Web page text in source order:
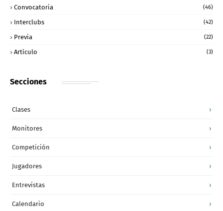
Convocatoria (46)
Interclubs (42)
Previa (22)
Artículo (3)
Secciones
Clases ›
Monitores ›
Competición ›
Jugadores ›
Entrevistas ›
Calendario ›